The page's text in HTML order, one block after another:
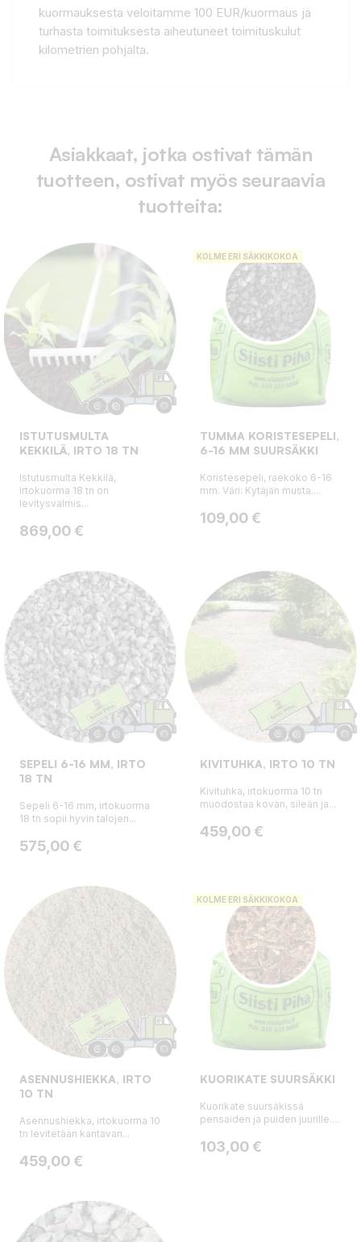
kuormauksesta veloitamme 100 EUR/kuormaus ja
turhasta toimituksesta aiheutuneet toimituskulut
kilometrien pohjalta.
Asiakkaat, jotka ostivat tämän
tuotteen, ostivat myös seuraavia
tuotteita:
ISTUTUSMULTA
KEKKILÄ, IRTO 18 TN
Istutusmulta Kekkilä,
irtokuorma 18 tn on
levitysvalmis...
Hinta
869,00 €
KOLME ERI SÄKKIKOKOA
TUMMA KORISTESEPELI,
6-16 MM SUURSÄKKI
Koristesepeli, raekoko 6-16
mm. Väri: Kytäjän musta....
Hinta
109,00 €
SEPELI 6-16 MM, IRTO
18 TN
Sepeli 6-16 mm, irtokuorma
18 tn sopii hyvin talojen...
Hinta
575,00 €
KIVITUHKA, IRTO 10 TN
Kivituhka, irtokuorma 10 tn
muodostaa kovan, sileän ja...
Hinta
459,00 €
ASENNUSHIEKKA, IRTO
10 TN
Asennushiekka, irtokuorma 10
tn levitetään kantavan...
Hinta
459,00 €
KOLME ERI SÄKKIKOKOA
KUORIKATE SUURSÄKKI
Kuorikate suursäkissä
pensaiden ja puiden juurille....
Hinta
103,00 €